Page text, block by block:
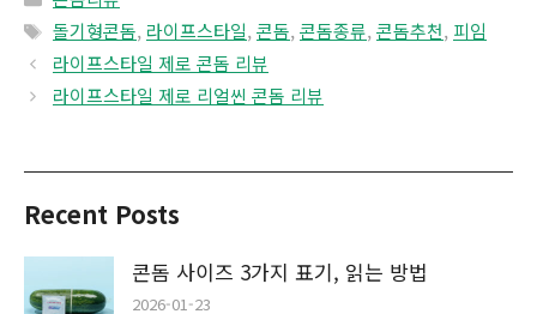
Tags
돌기형콘돔, 라이프스타일,콘돔,콘돔종류,콘돔추천, 피임
라이프스타일 제로 콘돔 리뷰
라이프스타일 제로 리얼씬 콘돔 리뷰
Recent Posts
콘돔 사이즈 3가지 표기, 읽는 방법
2026-01-23